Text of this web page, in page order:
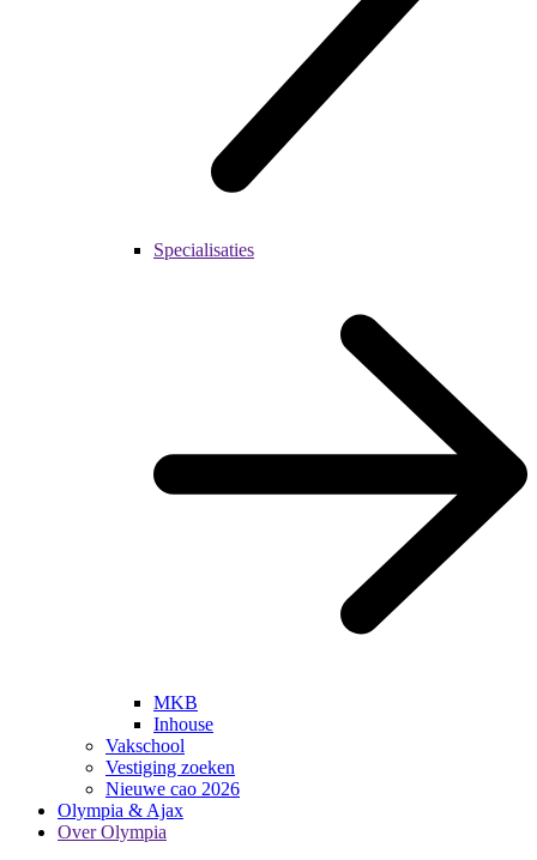
Specialisaties
MKB
Inhouse
Vakschool
Vestiging zoeken
Nieuwe cao 2026
Olympia & Ajax
Over Olympia